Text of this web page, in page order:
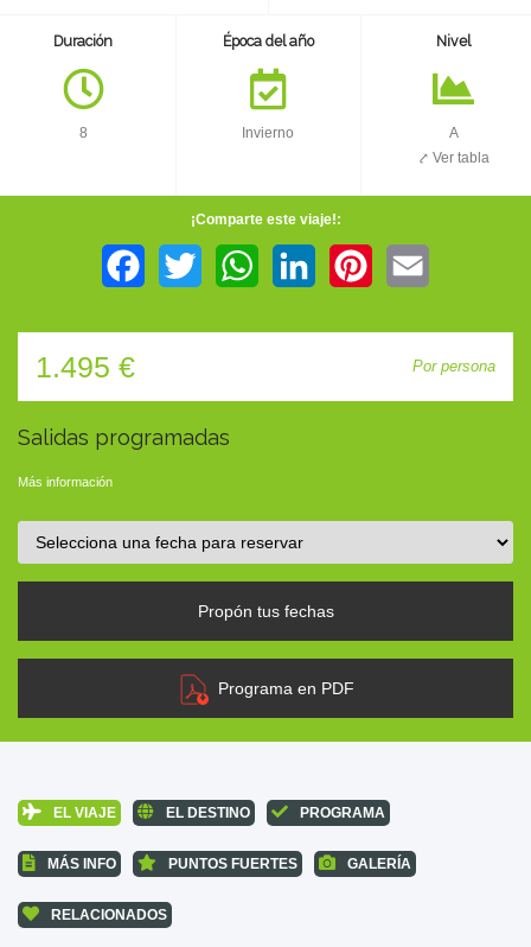
CONTACTO
Duración
8
Época del año
Invierno
Nivel
A
⤤ Ver tabla
¡Comparte este viaje!:
FacebookTwitter WhatsAppLinkedIn Pinterest
1.495 € Por persona
Salidas programadas
Más información
Propón tus fechas
Programa en PDF
EL VIAJE EL DESTINO PROGRAMA
MÁS INFO PUNTOS FUERTES GALERÍA
RELACIONADOS